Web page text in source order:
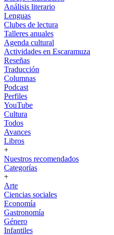
Análisis literario
Lenguas
Clubes de lectura
Talleres anuales
Agenda cultural
Actividades en Escaramuza
Reseñas
Traducción
Columnas
Podcast
Perfiles
YouTube
Cultura
Todos
Avances
Libros
+
Nuestros recomendados
Categorías
+
Arte
Ciencias sociales
Economía
Gastronomía
Género
Infantiles